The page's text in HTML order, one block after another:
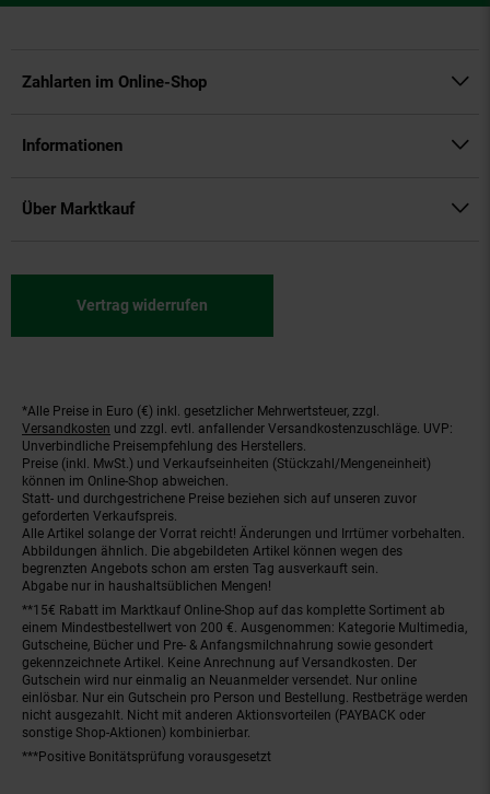
Zahlarten im Online-Shop
Informationen
Über Marktkauf
Vertrag widerrufen
Fußnoten
*Alle Preise in Euro (€) inkl. gesetzlicher Mehrwertsteuer, zzgl.
Versandkosten und zzgl. evtl. anfallender Versandkostenzuschläge. UVP:
Unverbindliche Preisempfehlung des Herstellers.
Preise (inkl. MwSt.) und Verkaufseinheiten (Stückzahl/Mengeneinheit)
können im Online-Shop abweichen.
Statt- und durchgestrichene Preise beziehen sich auf unseren zuvor
geforderten Verkaufspreis.
Alle Artikel solange der Vorrat reicht! Änderungen und Irrtümer vorbehalten.
Abbildungen ähnlich. Die abgebildeten Artikel können wegen des
begrenzten Angebots schon am ersten Tag ausverkauft sein.
Abgabe nur in haushaltsüblichen Mengen!
**15€ Rabatt im Marktkauf Online-Shop auf das komplette Sortiment ab
einem Mindestbestellwert von 200 €. Ausgenommen: Kategorie Multimedia,
Gutscheine, Bücher und Pre- & Anfangsmilchnahrung sowie gesondert
gekennzeichnete Artikel. Keine Anrechnung auf Versandkosten. Der
Gutschein wird nur einmalig an Neuanmelder versendet. Nur online
einlösbar. Nur ein Gutschein pro Person und Bestellung. Restbeträge werden
nicht ausgezahlt. Nicht mit anderen Aktionsvorteilen (PAYBACK oder
sonstige Shop-Aktionen) kombinierbar.
***Positive Bonitätsprüfung vorausgesetzt